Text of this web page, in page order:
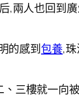
,兩人也回到
的感到包養,
三樓就一向